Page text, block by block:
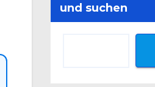
und suchen